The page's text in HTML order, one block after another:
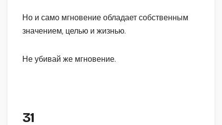
Но и само мгновение обладает собственным
значением, целью и жизнью.
Не убивай же мгновение.
31